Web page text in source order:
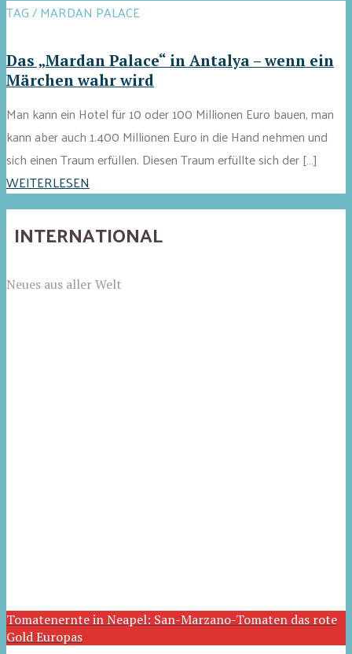
TAG / MARDAN PALACE
Das „Mardan Palace“ in Antalya – wenn ein
Märchen wahr wird
Man kann ein Hotel für 10 oder 100 Millionen Euro bauen, man
kann aber auch 1.400 Millionen Euro in die Hand nehmen und
sich einen Traum erfüllen. Diesen Traum erfüllte sich der […]
WEITERLESEN
INTERNATIONAL
Neues aus aller Welt
Tomatenernte in Neapel: San-Marzano-Tomaten das rote
Gold Europas